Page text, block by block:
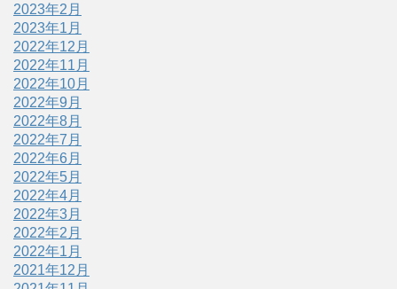
2023年2月
2023年1月
2022年12月
2022年11月
2022年10月
2022年9月
2022年8月
2022年7月
2022年6月
2022年5月
2022年4月
2022年3月
2022年2月
2022年1月
2021年12月